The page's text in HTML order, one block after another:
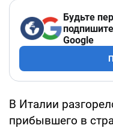
Будьте
Google
В Италии
прибывшего в